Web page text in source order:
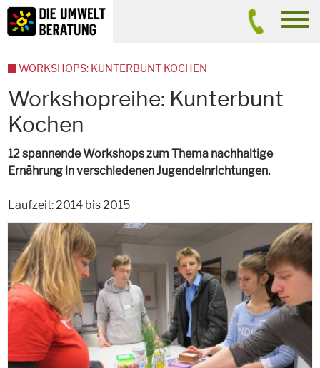
Inhalt
Suche
Workshopreihe: Kunterbunt
Kochen
12 spannende Workshops zum Thema nachhaltige
Ernährung in verschiedenen Jugendeinrichtungen.
Laufzeit: 2014 bis 2015
WORKSHOPS: KUNTERBUNT KOCHEN